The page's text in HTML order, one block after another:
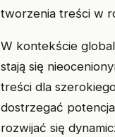
tworzenia treści w
W kontekście
stają się
treści dla
dostrzegać
rozwijać się